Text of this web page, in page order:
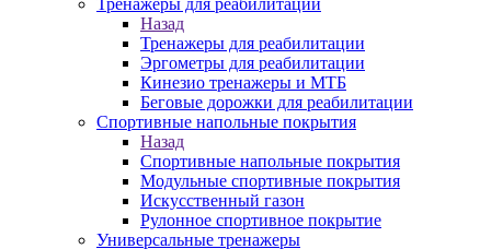
Тренажеры для реабилитации
Назад
Тренажеры для реабилитации
Эргометры для реабилитации
Кинезио тренажеры и МТБ
Беговые дорожки для реабилитации
Спортивные напольные покрытия
Назад
Спортивные напольные покрытия
Модульные спортивные покрытия
Искусственный газон
Рулонное спортивное покрытие
Универсальные тренажеры